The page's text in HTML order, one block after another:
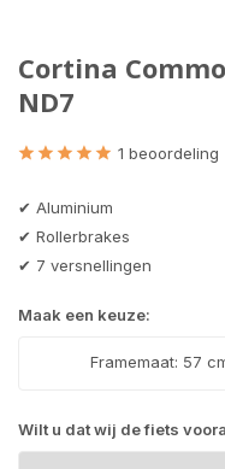
Cortina
ND7
1 beoordeling
✔ Aluminium
✔ Rollerbrakes
✔ 7 versnellingen
Maak een keuze:
Framemaat: 57
Wilt u dat wij de fiets